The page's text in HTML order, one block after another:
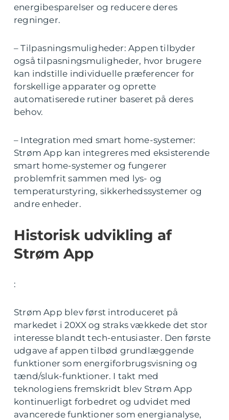
energibesparelser og reducere deres
regninger.
– Tilpasningsmuligheder: Appen tilbyder
også tilpasningsmuligheder, hvor brugere
kan indstille individuelle præferencer for
forskellige apparater og oprette
automatiserede rutiner baseret på deres
behov.
– Integration med smart home-systemer:
Strøm App kan integreres med eksisterende
smart home-systemer og fungerer
problemfrit sammen med lys- og
temperaturstyring, sikkerhedssystemer og
andre enheder.
Historisk udvikling af
Strøm App
:
Strøm App blev først introduceret på
markedet i 20XX og straks vækkede det stor
interesse blandt tech-entusiaster. Den første
udgave af appen tilbød grundlæggende
funktioner som energiforbrugsvisning og
tænd/sluk-funktioner. I takt med
teknologiens fremskridt blev Strøm App
kontinuerligt forbedret og udvidet med
avancerede funktioner som energianalyse,